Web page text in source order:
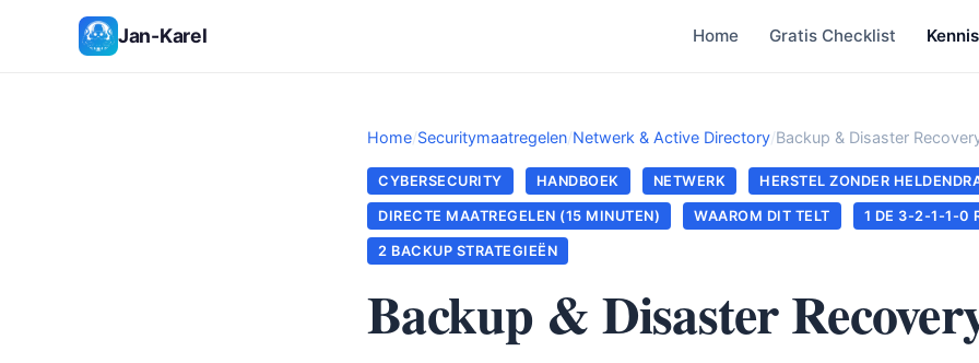
Jan-Karel Home Gratis Checklist
Home/Securitymaatregelen/Netwerk & Active Directory/Backup & Disaster
CYBERSECURITY HANDBOEK NETWERK HERSTEL ZONDER
DIRECTE MAATREGELEN (15 MINUTEN) WAAROM DIT TELT 1 DE 3-2-1-1-0
2 BACKUP STRATEGIEËN
Backup & Disaster